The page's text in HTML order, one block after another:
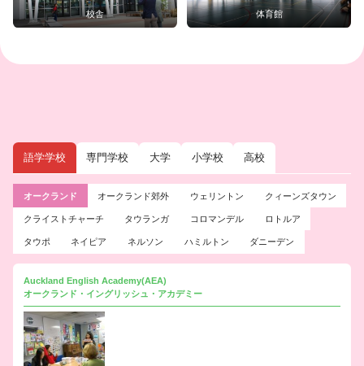
校舎 体育館
語学学校 専門学校 大学 小学校 高校
オークランド オークランド郊外 ウェリントン クィーンズタウン
クライストチャーチ タウランガ コロマンデル ロトルア
タウポ ネイピア ネルソン ハミルトン ダニーデン
Auckland English Academy(AEA)
オークランド・イングリッシュ・アカデミー